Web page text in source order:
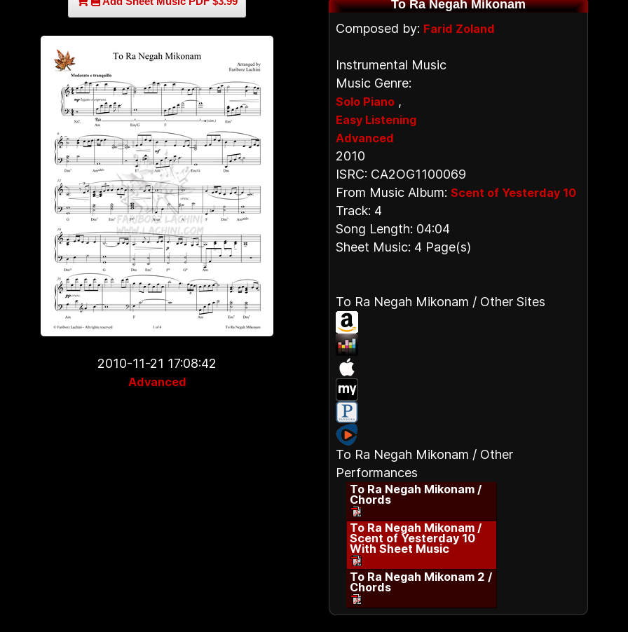
2010-11-21 17:08:42
Advanced
To Ra Negah Mikonam
Composed by: Farid Zoland
Instrumental Music
Music Genre:
Solo Piano ,
Easy Listening
Advanced
2010
ISRC: CA2OG1100069
From Music Album: Scent of Yesterday 10
Track: 4
Song Length: 04:04
Sheet Music: 4 Page(s)
To Ra Negah Mikonam / Other Sites
To Ra Negah Mikonam / Other
Performances
To Ra Negah Mikonam /
Chords
To Ra Negah Mikonam /
Scent of Yesterday 10
With Sheet Music
To Ra Negah Mikonam 2 /
Chords